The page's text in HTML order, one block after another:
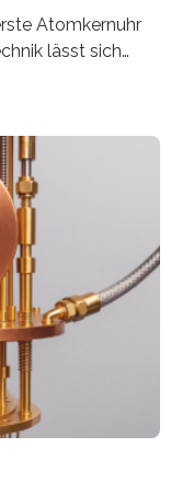
Atomkernuhr
lässt sich
Thorium-
jahrzehntelang
2024 gelang
Durchbruch:
wurde
dass sich
hochpräzise…